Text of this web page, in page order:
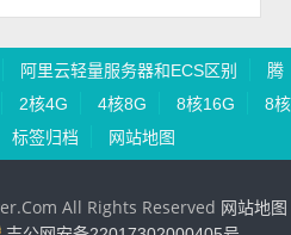
阿里云轻量服务器和ECS区别
腾
2核4G 4核8G 8核16G
8核
标签归档 网站地图
All Rights Reserved 网站地图